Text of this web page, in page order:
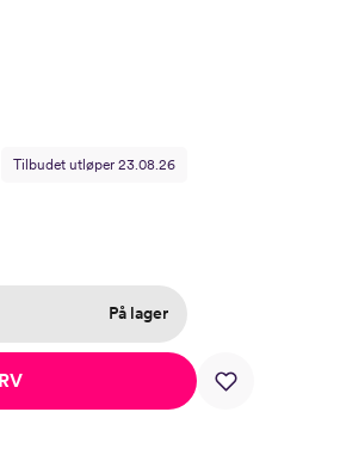
Tilbudet utløper 23.08.26
På lager